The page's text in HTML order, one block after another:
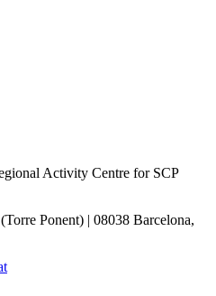
Activity Centre for SCP
Ponent) | 08038 Barcelona,